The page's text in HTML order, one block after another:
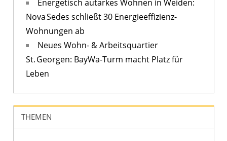
Energetisch autarkes Wohnen in Weiden:
Nova Sedes schließt 30 Energieeffizienz-
Wohnungen ab
Neues Wohn- & Arbeitsquartier
St. Georgen: BayWa-Turm macht Platz für
Leben
THEMEN